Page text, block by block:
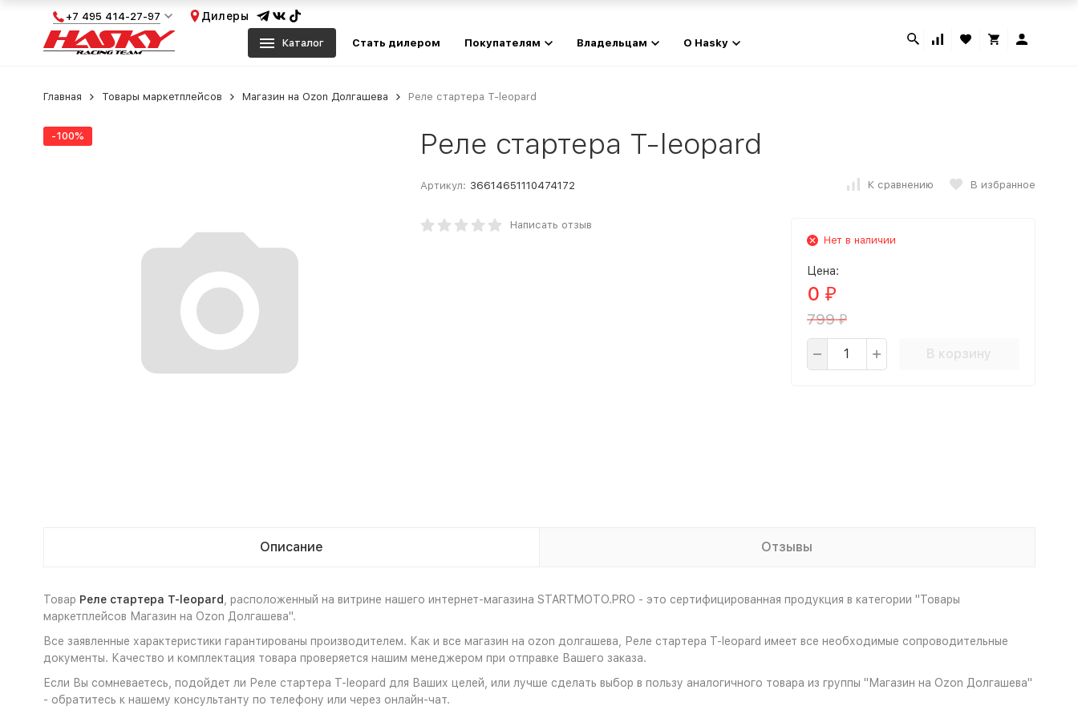
+7 495 414-27-97 Дилеры
Каталог Стать дилером Покупателям Владельцам О Hasky
Главная Товары маркетплейсов Магазин на Ozon Долгашева Реле стартера T-leopard
-100% Реле стартера T-leopard
Артикул: 36614651110474172 К сравнению В избранное
Написать отзыв
Нет в наличии
Цена:
0 ₽
799₽
В корзину
Описание Отзывы
Товар Реле стартера T-leopard , расположенный на витрине нашего интернет-магазина STARTMOTO.PRO - это сертифицированная продукция в категории "Товары
маркетплейсов Магазин на Ozon Долгашева".
Все заявленные характеристики гарантированы производителем. Как и все магазин на ozon долгашева, Реле стартера T-leopard имеет все необходимые сопроводительные
документы. Качество и комплектация товара проверяется нашим менеджером при отправке Вашего заказа.
Если Вы сомневаетесь, подойдет ли Реле стартера T-leopard для Ваших целей, или лучше сделать выбор в пользу аналогичного товара из группы "Магазин на Ozon Долгашева"
- обратитесь к нашему консультанту по телефону или через онлайн-чат.